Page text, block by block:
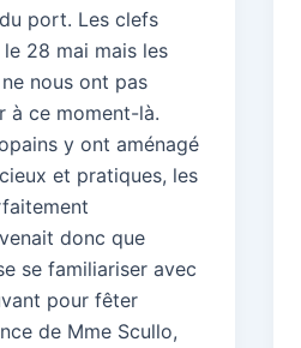
port. Les clefs
28 mai mais les
nous ont pas
à ce moment-là.
y ont aménagé
et pratiques, les
donc que
se familiariser avec
pour fêter
de Mme Scullo,